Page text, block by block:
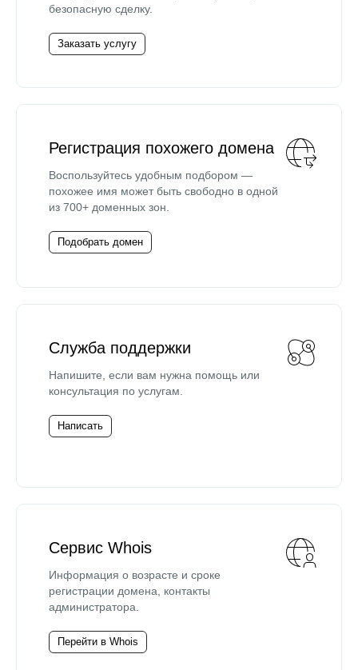
безопасную сделку.
Заказать услугу
Регистрация похожего домена
Воспользуйтесь удобным подбором —
похожее имя может быть свободно в одной
из 700+ доменных зон.
Подобрать домен
Служба поддержки
Напишите, если вам нужна помощь или
консультация по услугам.
Написать
Сервис Whois
Информация о возрасте и сроке
регистрации домена, контакты
администратора.
Перейти в Whois